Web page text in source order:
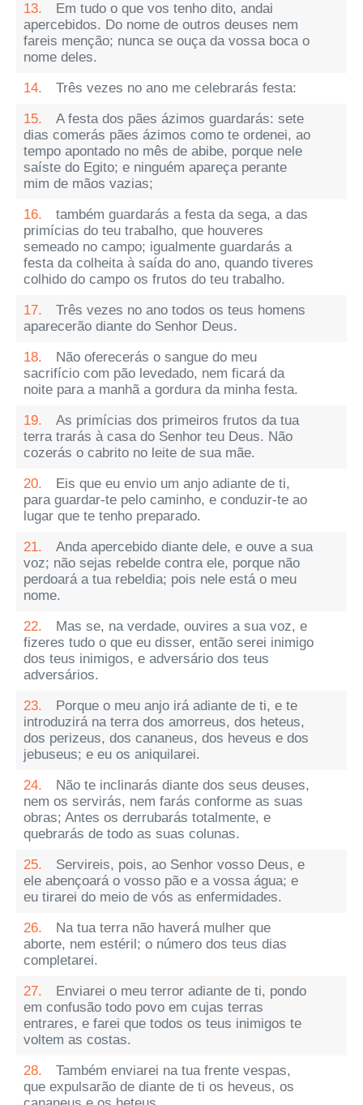
13.
Em tudo o que vos tenho dito, andai
apercebidos. Do nome de outros deuses nem
fareis menção; nunca se ouça da vossa boca o
nome deles.
14.
Três vezes no ano me celebrarás festa:
15.
A festa dos pães ázimos guardarás: sete
dias comerás pães ázimos como te ordenei, ao
tempo apontado no mês de abibe, porque nele
saíste do Egito; e ninguém apareça perante
mim de mãos vazias;
16.
também guardarás a festa da sega, a das
primícias do teu trabalho, que houveres
semeado no campo; igualmente guardarás a
festa da colheita à saída do ano, quando tiveres
colhido do campo os frutos do teu trabalho.
17.
Três vezes no ano todos os teus homens
aparecerão diante do Senhor Deus.
18.
Não oferecerás o sangue do meu
sacrifício com pão levedado, nem ficará da
noite para a manhã a gordura da minha festa.
19.
As primícias dos primeiros frutos da tua
terra trarás à casa do Senhor teu Deus. Não
cozerás o cabrito no leite de sua mãe.
20.
Eis que eu envio um anjo adiante de ti,
para guardar-te pelo caminho, e conduzir-te ao
lugar que te tenho preparado.
21.
Anda apercebido diante dele, e ouve a sua
voz; não sejas rebelde contra ele, porque não
perdoará a tua rebeldia; pois nele está o meu
nome.
22.
Mas se, na verdade, ouvires a sua voz, e
fizeres tudo o que eu disser, então serei inimigo
dos teus inimigos, e adversário dos teus
adversários.
23.
Porque o meu anjo irá adiante de ti, e te
introduzirá na terra dos amorreus, dos heteus,
dos perizeus, dos cananeus, dos heveus e dos
jebuseus; e eu os aniquilarei.
24.
Não te inclinarás diante dos seus deuses,
nem os servirás, nem farás conforme as suas
obras; Antes os derrubarás totalmente, e
quebrarás de todo as suas colunas.
25.
Servireis, pois, ao Senhor vosso Deus, e
ele abençoará o vosso pão e a vossa água; e
eu tirarei do meio de vós as enfermidades.
26.
Na tua terra não haverá mulher que
aborte, nem estéril; o número dos teus dias
completarei.
27.
Enviarei o meu terror adiante de ti, pondo
em confusão todo povo em cujas terras
entrares, e farei que todos os teus inimigos te
voltem as costas.
28.
Também enviarei na tua frente vespas,
que expulsarão de diante de ti os heveus, os